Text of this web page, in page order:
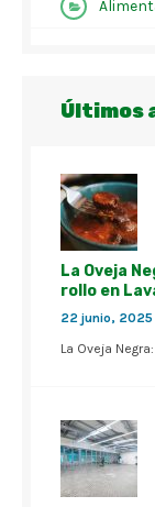
Últimos
La Oveja
rollo en
22 junio, 2025
La Oveja